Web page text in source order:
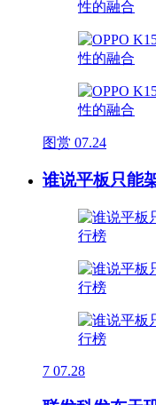
图赏 07.24
谁说平板只能
7 07.28